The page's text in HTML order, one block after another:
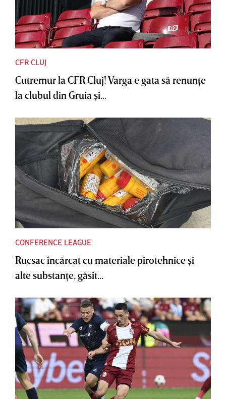
CFR CLUJ
Cutremur la CFR Cluj! Varga e gata să renunţe
la clubul din Gruia şi...
CONFERENCE LEAGUE
Rucsac încărcat cu materiale pirotehnice şi
alte substanţe, găsit...